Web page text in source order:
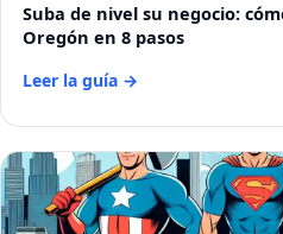
Suba de nivel su negocio:
Oregón en 8 pasos
Leer la guía →